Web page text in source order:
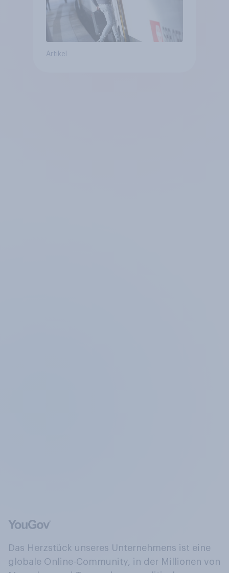
Artikel
Das Herzstück unseres Unternehmens ist eine
globale Online-Community, in der Millionen von